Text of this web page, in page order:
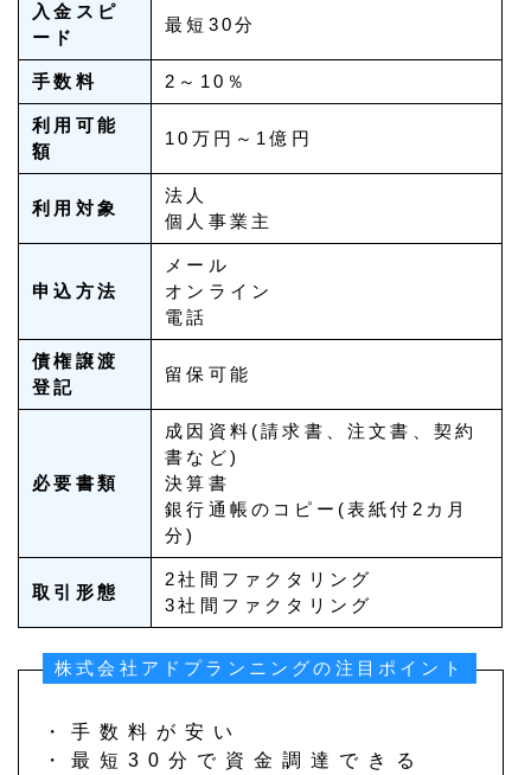
入金スピ
ード
最短30分
手数料 2～10％
利用可能
額
10万円～1億円
利用対象
法人
個人事業主
申込方法
メール
オンライン
電話
債権譲渡
登記
留保可能
必要書類
成因資料(請求書、注文書、契約
書など)
決算書
銀行通帳のコピー(表紙付2カ月
分)
取引形態
2社間ファクタリング
3社間ファクタリング
株式会社アドプランニングの注目ポイント
・手数料が安い
・最短30分で資金調達できる